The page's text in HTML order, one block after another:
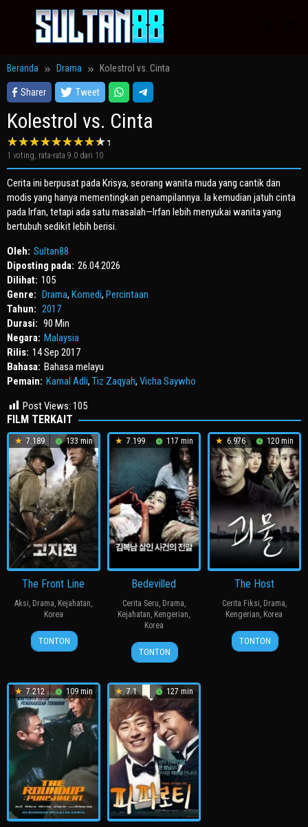
Beranda Drama Kolestrol vs. Cinta
Sharer Tweet
Kolestrol vs. Cinta
1 voting, rata-rata 9.0 dari 10
Cerita ini berpusat pada Krisya, seorang wanita muda yang cantik dan
modis yang hanya mementingkan penampilannya. Ia kemudian jatuh cinta
pada Irfan, tetapi ada satu masalah—Irfan lebih menyukai wanita yang
bertubuh sedikit lebih berisi.
Oleh: Sultan88
Diposting pada: 26.04.2026
Dilihat: 105
Genre: Drama, Komedi, Percintaan
Tahun: 2017
Durasi: 90 Min
Negara: Malaysia
Rilis: 14 Sep 2017
Bahasa: Bahasa melayu
Pemain: Kamal Adli, Tiz Zaqyah, Vicha Saywho
Post Views: 105
FILM TERKAIT
7.189 133 min
The Front Line
Aksi, Drama, Kejahatan,
Korea
20
Jul
장
훈
TONTON
7.199 117 min
Bedevilled
Cerita Seru, Drama,
Kejahatan, Kengerian,
Korea
19
Aug
장
철
TONTON
6.976 120 min
The Host
Cerita Fiksi, Drama,
Kengerian, Korea
27
Jul
봉
준
TONTON
7.212 109 min 7.1 127 min